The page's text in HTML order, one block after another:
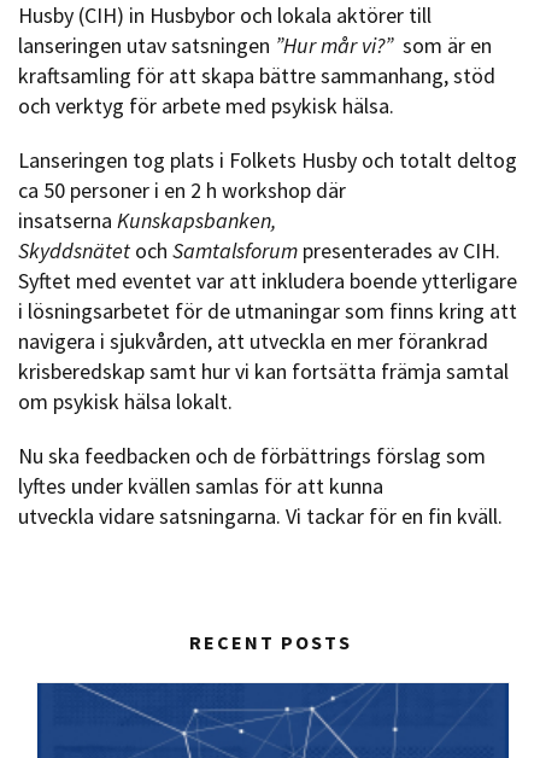
Husby (CIH) in Husbybor och lokala aktörer till
lanseringen utav satsningen ”Hur mår vi?” som är en
kraftsamling för att skapa bättre sammanhang, stöd
och verktyg för arbete med psykisk hälsa.
Lanseringen tog plats i Folkets Husby och totalt deltog
ca 50 personer i en 2 h workshop där
insatserna Kunskapsbanken,
Skyddsnätet och Samtalsforum presenterades av CIH.
Syftet med eventet var att inkludera boende ytterligare
i lösningsarbetet för de utmaningar som finns kring att
navigera i sjukvården, att utveckla en mer förankrad
krisberedskap samt hur vi kan fortsätta främja samtal
om psykisk hälsa lokalt.
Nu ska feedbacken och de förbättrings förslag som
lyftes under kvällen samlas för att kunna
utveckla vidare satsningarna. Vi tackar för en fin kväll.
RECENT POSTS